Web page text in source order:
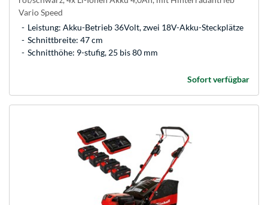
Vario Speed
Leistung: Akku-Betrieb 36Volt, zwei 18V-Akku-Steckplätze
Schnittbreite: 47 cm
Schnitthöhe: 9-stufig, 25 bis 80 mm
Sofort verfügbar